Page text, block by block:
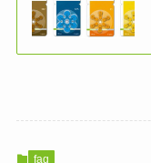
faq